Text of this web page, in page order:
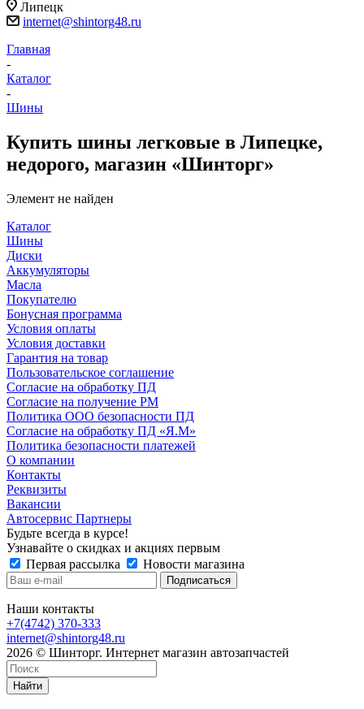
Липецк
internet@shintorg48.ru
Главная
-
Каталог
-
Шины
Купить шины легковые в Липецке,
недорого, магазин «Шинторг»
Элемент не найден
Каталог
Шины
Диски
Аккумуляторы
Масла
Покупателю
Бонусная программа
Условия оплаты
Условия доставки
Гарантия на товар
Пользовательское соглашение
Согласие на обработку ПД
Согласие на получение РМ
Политика ООО безопасности ПД
Согласие на обработку ПД «Я.М»
Политика безопасности платежей
О компании
Контакты
Реквизиты
Вакансии
Автосервис Партнеры
Будьте всегда в курсе!
Узнавайте о скидках и акциях первым
Первая рассылка
Новости магазина
Наши контакты
+7(4742) 370-333
internet@shintorg48.ru
2026 © Шинторг. Интернет магазин автозапчастей
Найти